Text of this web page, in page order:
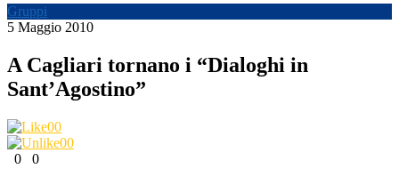
Gruppi
5 Maggio 2010
A Cagliari tornano i “Dialoghi in
Sant’Agostino”
00
00
0
0